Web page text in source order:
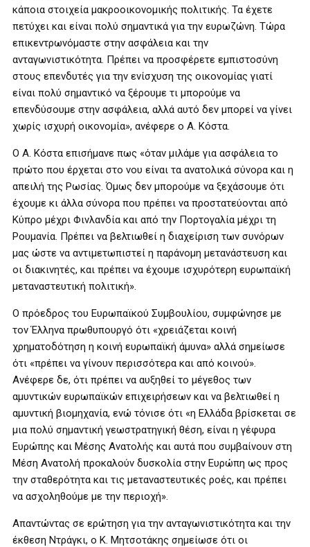
κάποια στοιχεία μακροοικονομικής πολιτικής. Τα έχετε
πετύχει και είναι πολύ σημαντικά για την ευρωζώνη. Τώρα
επικεντρωνόμαστε στην ασφάλεια και την
ανταγωνιστικότητα. Πρέπει να προσφέρετε εμπιστοσύνη
στους επενδυτές για την ενίσχυση της οικονομίας γιατί
είναι πολύ σημαντικό να ξέρουμε τι μπορούμε να
επενδύσουμε στην ασφάλεια, αλλά αυτό δεν μπορεί να γίνει
χωρίς ισχυρή οικονομία», ανέφερε ο Α. Κόστα.
Ο Α. Κόστα επισήμανε πως «όταν μιλάμε για ασφάλεια το
πρώτο που έρχεται στο νου είναι τα ανατολικά σύνορα και η
απειλή της Ρωσίας. Όμως δεν μπορούμε να ξεχάσουμε ότι
έχουμε κι άλλα σύνορα που πρέπει να προστατεύονται από
Κύπρο μέχρι Φινλανδία και από την Πορτογαλία μέχρι τη
Ρουμανία. Πρέπει να βελτιωθεί η διαχείριση των συνόρων
μας ώστε να αντιμετωπιστεί η παράνομη μετανάστευση και
οι διακινητές, και πρέπει να έχουμε ισχυρότερη ευρωπαϊκή
μεταναστευτική πολιτική».
Ο πρόεδρος του Ευρωπαϊκού Συμβουλίου, συμφώνησε με
τον Έλληνα πρωθυπουργό ότι «χρειάζεται κοινή
χρηματοδότηση η κοινή ευρωπαϊκή άμυνα» αλλά σημείωσε
ότι «πρέπει να γίνουν περισσότερα και από κοινού».
Ανέφερε δε, ότι πρέπει να αυξηθεί το μέγεθος των
αμυντικών ευρωπαϊκών επιχειρήσεων και να βελτιωθεί η
αμυντική βιομηχανία, ενώ τόνισε ότι «η Ελλάδα βρίσκεται σε
μια πολύ σημαντική γεωστρατηγική θέση, είναι η γέφυρα
Ευρώπης και Μέσης Ανατολής και αυτά που συμβαίνουν στη
Μέση Ανατολή προκαλούν δυσκολία στην Ευρώπη ως προς
την σταθερότητα και τις μεταναστευτικές ροές, και πρέπει
να ασχοληθούμε με την περιοχή».
Απαντώντας σε ερώτηση για την ανταγωνιστικότητα και την
έκθεση Ντράγκι, ο Κ. Μητσοτάκης σημείωσε ότι οι